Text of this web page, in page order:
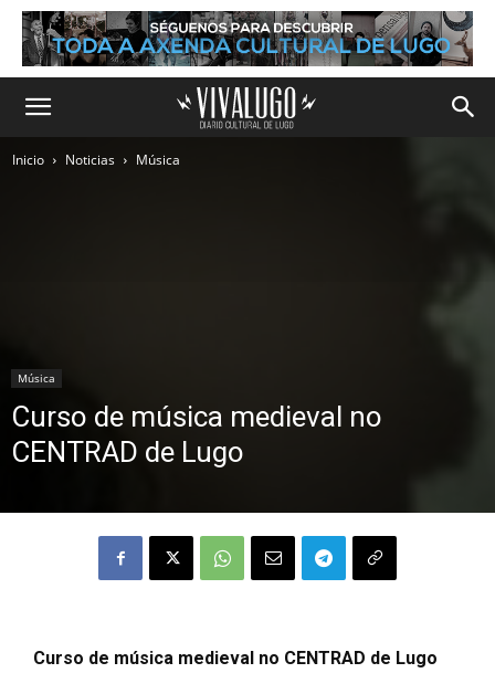
Inicio Noticias Música
Música
Curso de música medieval no
CENTRAD de Lugo
Curso de música medieval no CENTRAD de Lugo